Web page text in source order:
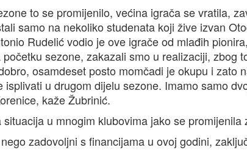
to se promijenilo, većina igrača se vratila,
samo na nekoliko studenata koji žive izvan
Rudelić vodio je ove igrače od mlađih
početku sezone, zakazali smo u realizaciji, zbog
osamdeset posto momčadi je okupu i zato
isplivati u drugom dijelu sezone. Imamo samo
kaže Žubrinić.
situacija u mnogim klubovima jako se promijenila
zadovoljni s financijama u ovoj godini,